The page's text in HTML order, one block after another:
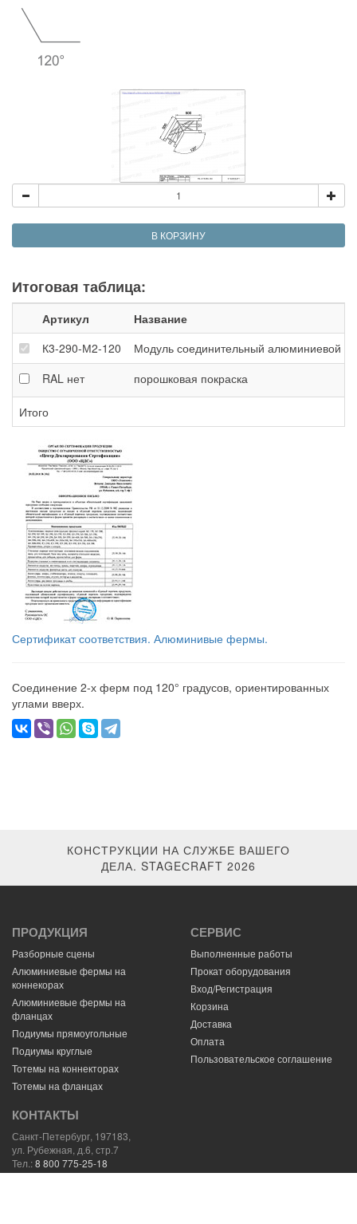
В КОРЗИНУ
Итоговая таблица:
Артикул
Название
К3-290-М2-120
Модуль соединительный алюминиевой
RAL нет порошковая покраска
Итого
Сертификат соответствия. Алюминивые фермы.
Соединение 2-х ферм под 120° градусов, ориентированных
углами вверх.
КОНСТРУКЦИИ НА СЛУЖБЕ ВАШЕГО
ДЕЛА. STAGEСRAFT 2026
ПРОДУКЦИЯ
Разборные сцены
Алюминиевые фермы на
коннекорах
Алюминиевые фермы на
фланцах
Подиумы прямоугольные
Подиумы круглые
Тотемы на коннекторах
Тотемы на фланцах
СЕРВИС
Выполненные работы
Прокат оборудования
Вход/Регистрация
Корзина
Доставка
Оплата
Пользовательское соглашение
КОНТАКТЫ
Санкт-Петербург, 197183,
ул. Рубежная, д.6, стр.7
Тел.:8 800 775-25-18
E-mail:mail@stagecraft.ru